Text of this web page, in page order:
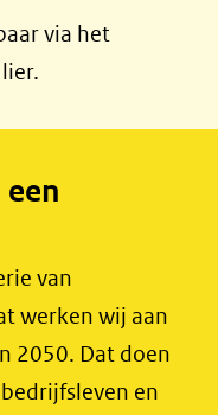
via het
van
werken wij aan
2050. Dat doen
en